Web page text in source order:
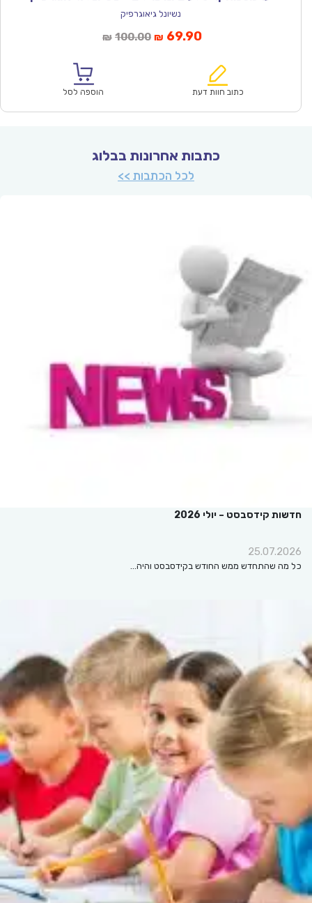
נשיונל גיאוגרפיק
₪ 100.00המחיר
₪100.00.
₪ 69.90המחיר
הוא:
כתוב חוות דעת הוספה לסל
כתבות אחרונות בבלוג
לכל הכתבות >>
חדשות קידסבסט – יולי 2026
25.07.2026
כל מה שהתחדש ממש החודש בקידסבסט והיה…